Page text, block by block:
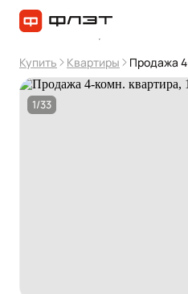
Купить Квартиры Продажа
1/33